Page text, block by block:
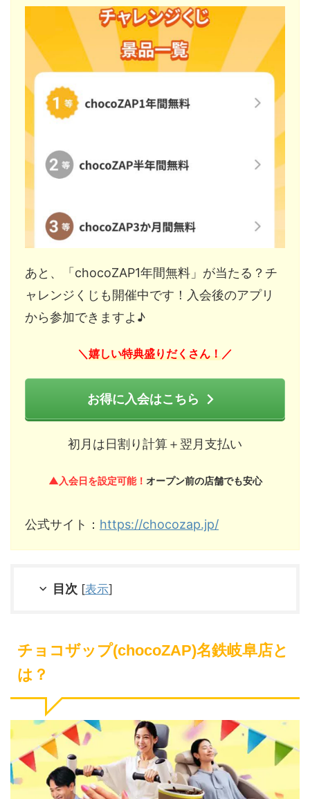
あと、「chocoZAP1年間無料」が当たる？チ
ャレンジくじも開催中です！入会後のアプリ
から参加できますよ♪
＼ 嬉しい特典盛りだくさん！ ／
お得に入会はこちら
初月は日割り計算＋翌月支払い
▲入会日を設定可能！ オープン前の店舗でも安心
公式サイト： https://chocozap.jp/
目次 [表示]
チョコザップ(chocoZAP)名鉄岐阜店と
は？